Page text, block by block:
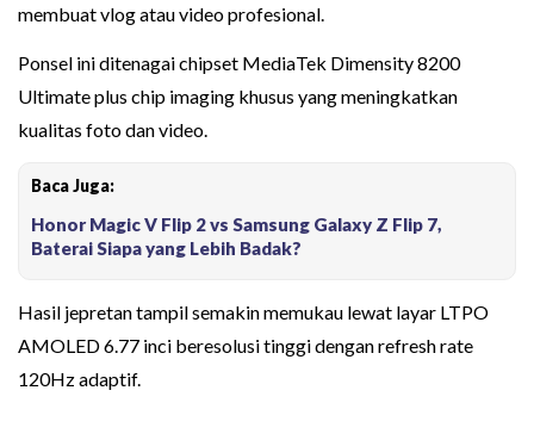
membuat vlog atau video profesional.
Ponsel ini ditenagai chipset MediaTek Dimensity 8200
Ultimate plus chip imaging khusus yang meningkatkan
kualitas foto dan video.
Baca Juga:
Honor Magic V Flip 2 vs Samsung Galaxy Z Flip 7,
Baterai Siapa yang Lebih Badak?
Hasil jepretan tampil semakin memukau lewat layar LTPO
AMOLED 6.77 inci beresolusi tinggi dengan refresh rate
120Hz adaptif.